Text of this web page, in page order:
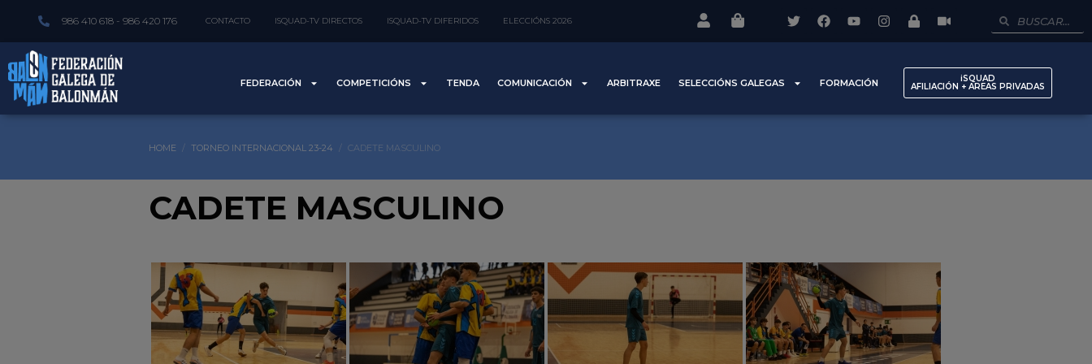
986 410 618 - 986 420 176 CONTACTO ISQUAD-TV DIRECTOS ISQUAD-TV DIFERIDOS ELECCIÓNS 2026
FEDERACIÓN COMPETICIÓNS TENDA COMUNICACIÓN ARBITRAXE SELECCIÓNS GALEGAS FORMACIÓN iSQUAD
AFILIACIÓN + AREAS PRIVADAS
HOME TORNEO INTERNACIONAL 23-24 CADETE MASCULINO
CADETE MASCULINO